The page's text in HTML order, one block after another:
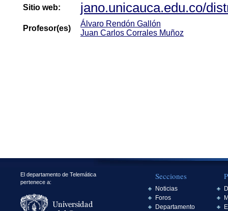
Sitio web: jano.unicauca.edu.co/
Profesor(es)
Álvaro Rendón Gallón
Juan Carlos Corrales Muñoz
El departamento de Telemática
pertenece a:
Secciones
Noticias
Foros
Departamento